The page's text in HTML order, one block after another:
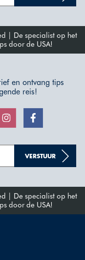
| De specialist op het
door de USA!
en ontvang tips
reis!
VERSTUUR
| De specialist op het
door de USA!